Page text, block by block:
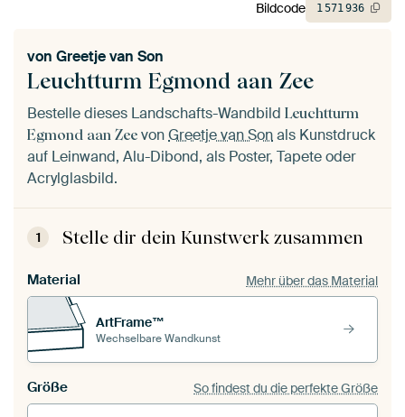
Leuchtturm Egmond aan Zee
von Greetje van Son
Bestelle dieses Landschafts-Wandbild Leuchtturm
Egmond aan Zee vonGreetje van Sonals Kunstdruck
auf Leinwand, Alu-Dibond, als Poster, Tapete oder
Acrylglasbild.
1 Stelle dir dein Kunstwerk zusammen
Material Mehr über das Material
ArtFrame™
Wechselbare Wandkunst
Größe So findest du die perfekte Größe
Bildcode 1571936